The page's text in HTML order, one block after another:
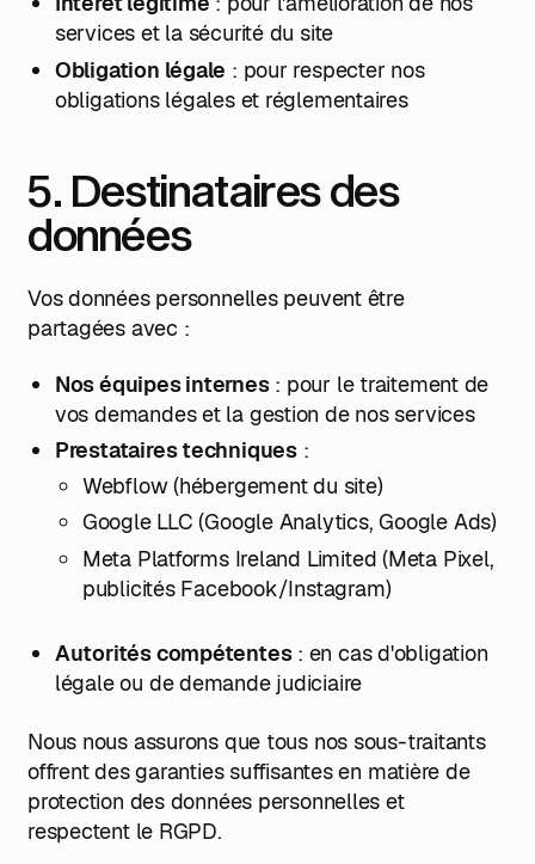
services et la sécurité du site
Obligation légale : pour respecter nos
obligations légales et réglementaires
5. Destinataires des
données
Vos données personnelles peuvent être
partagées avec :
Nos équipes internes: pour le traitement de
vos demandes et la gestion de nos services
Prestataires techniques:
Webflow (hébergement du site)
Google LLC (Google Analytics, Google Ads)
Meta Platforms Ireland Limited (Meta Pixel,
publicités Facebook/Instagram)
Autorités compétentes: en cas d'obligation
légale ou de demande judiciaire
Nous nous assurons que tous nos sous-traitants
offrent des garanties suffisantes en matière de
protection des données personnelles et
respectent le RGPD.